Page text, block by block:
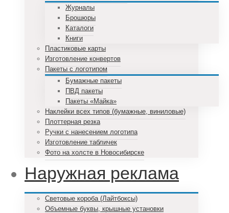
Журналы
Брошюры
Каталоги
Книги
Пластиковые карты
Изготовление конвертов
Пакеты с логотипом
Бумажные пакеты
ПВД пакеты
Пакеты «Майка»
Наклейки всех типов (бумажные, виниловые)
Плоттерная резка
Ручки с нанесением логотипа
Изготовление табличек
Фото на холсте в Новосибирске
Наружная реклама
Световые короба (Лайтбоксы)
Объемные буквы, крышные установки